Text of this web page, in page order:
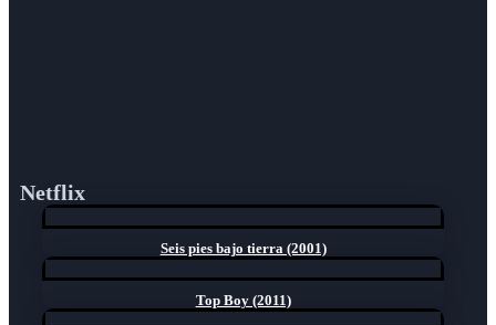
Netflix
Seis pies bajo tierra (2001)
Top Boy (2011)